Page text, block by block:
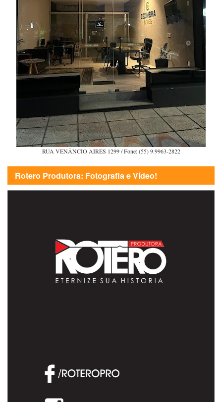
RUA VENÂNCIO AIRES 1299 / Fone: (55) 9.9963-2822
Rotero Produtora: Fotografia e Vídeo!